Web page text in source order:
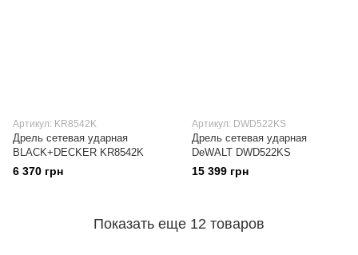
Артикул: KR8542K
Дрель сетевая ударная
BLACK+DECKER KR8542K
6 370 грн
Артикул: DWD522KS
Дрель сетевая ударная
DeWALT DWD522KS
15 399 грн
Показать еще 12 товаров